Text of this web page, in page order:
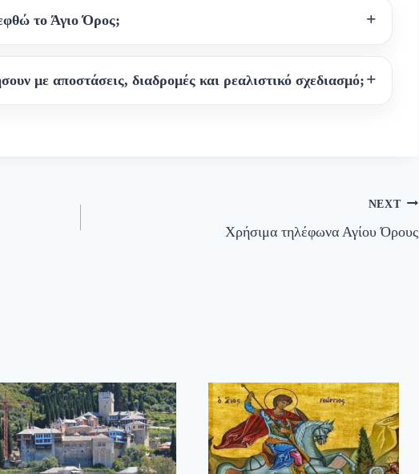
το Άγιο Όρος;
με αποστάσεις, διαδρομές και ρεαλιστικό σχεδιασμό;
NEXT
Χρήσιμα τηλέφωνα Αγίου Όρους